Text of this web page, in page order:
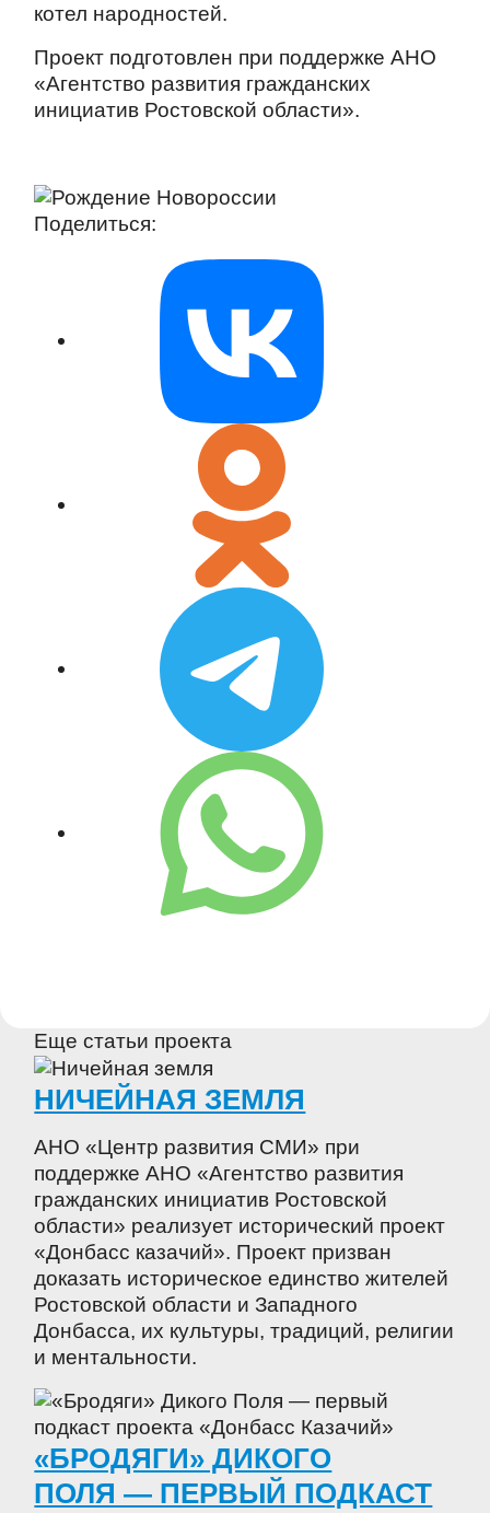
котел народностей.
Проект подготовлен при поддержке АНО
«Агентство развития гражданских
инициатив Ростовской области».
Поделиться:
Еще статьи проекта
НИЧЕЙНАЯ ЗЕМЛЯ
АНО «Центр развития СМИ» при
поддержке АНО «Агентство развития
гражданских инициатив Ростовской
области» реализует исторический проект
«Донбасс казачий». Проект призван
доказать историческое единство жителей
Ростовской области и Западного
Донбасса, их культуры, традиций, религии
и ментальности.
«БРОДЯГИ» ДИКОГО
ПОЛЯ — ПЕРВЫЙ ПОДКАСТ